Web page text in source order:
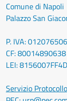
Comune di Napoli
Palazzo San
P. IVA:
CF: 80014890638
LEI:
Servizio